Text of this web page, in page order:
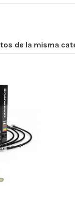
de la misma